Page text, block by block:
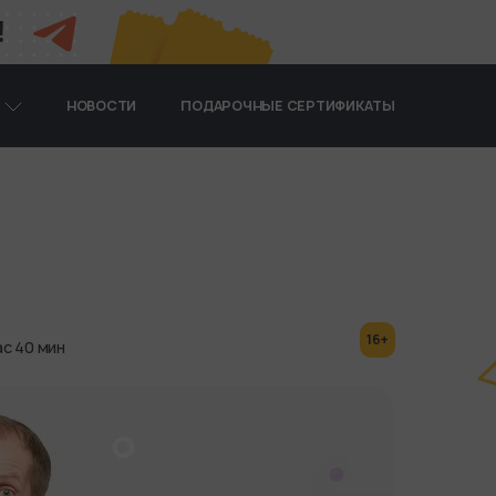
НОВОСТИ ПОДАРОЧНЫЕ СЕРТИФИКАТЫ
40 мин 16+